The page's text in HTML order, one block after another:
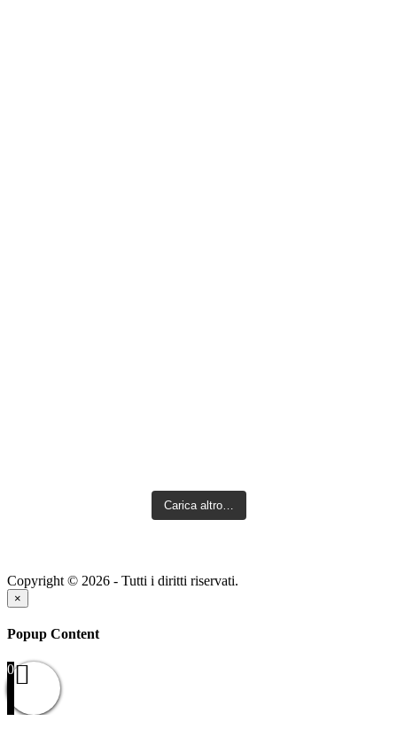
Carica altro…
Copyright © 2026 - Tutti i diritti riservati.
×
Popup Content
0